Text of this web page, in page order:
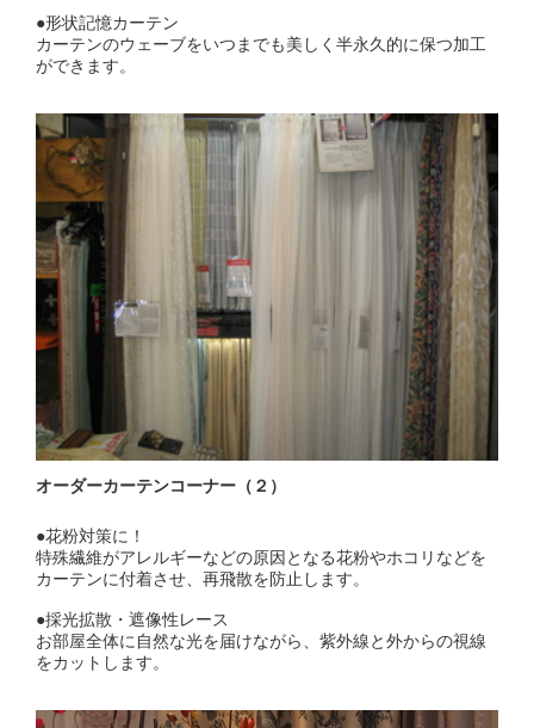
●形状記憶カーテン
カーテンのウェーブをいつまでも美しく半永久的に保つ加工
ができます。
オーダーカーテンコーナー（２）
●花粉対策に！
特殊繊維がアレルギーなどの原因となる花粉やホコリなどを
カーテンに付着させ、再飛散を防止します。
●採光拡散・遮像性レース
お部屋全体に自然な光を届けながら、紫外線と外からの視線
をカットします。